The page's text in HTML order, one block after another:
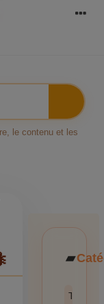
le contenu et les
Toutes